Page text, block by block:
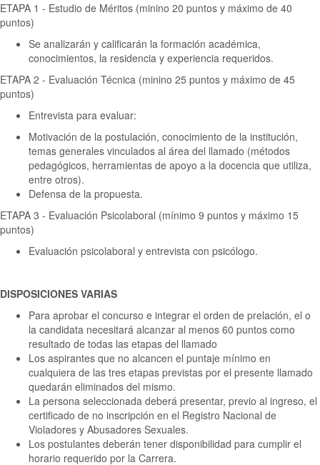
ETAPA 1 - Estudio de Méritos (minino 20 puntos y máximo de 40
puntos)
Se analizarán y calificarán la formación académica,
conocimientos, la residencia y experiencia requeridos.
ETAPA 2 - Evaluación Técnica (minino 25 puntos y máximo de 45
puntos)
Entrevista para evaluar:
Motivación de la postulación, conocimiento de la institución,
temas generales vinculados al área del llamado (métodos
pedagógicos, herramientas de apoyo a la docencia que utiliza,
entre otros).
Defensa de la propuesta.
ETAPA 3 - Evaluación Psicolaboral (mínimo 9 puntos y máximo 15
puntos)
Evaluación psicolaboral y entrevista con psicólogo.
DISPOSICIONES VARIAS
Para aprobar el concurso e integrar el orden de prelación, el o
la candidata necesitará alcanzar al menos 60 puntos como
resultado de todas las etapas del llamado
Los aspirantes que no alcancen el puntaje mínimo en
cualquiera de las tres etapas previstas por el presente llamado
quedarán eliminados del mismo.
La persona seleccionada deberá presentar, previo al ingreso, el
certificado de no inscripción en el Registro Nacional de
Violadores y Abusadores Sexuales.
Los postulantes deberán tener disponibilidad para cumplir el
horario requerido por la Carrera.